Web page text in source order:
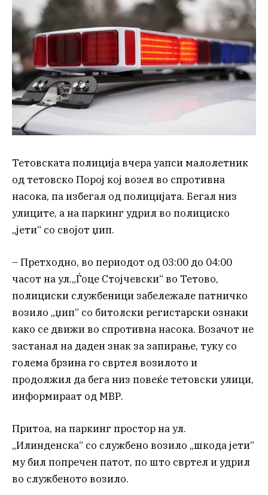
Тетовската полиција вчера уапси малолетник
од тетовско Порој кој возел во спротивна
насока, па избегал од полицијата. Бегал низ
улиците, а на паркинг удрил во полициско
„јети“ со својот џип.
– Претходно, во периодот од 03:00 до 04:00
часот на ул.„Ѓоце Стојчевски“ во Тетово,
полициски службеници забележале патничко
возило „џип“ со битолски регистарски ознаки
како се движи во спротивна насока. Возачот не
застанал на даден знак за запирање, туку со
голема брзина го свртел возилото и
продолжил да бега низ повеќе тетовски улици,
информираат од МВР.
Притоа, на паркинг простор на ул.
„Илинденска“ со службено возило „шкода јети“
му бил попречен патот, по што свртел и удрил
во службеното возило.